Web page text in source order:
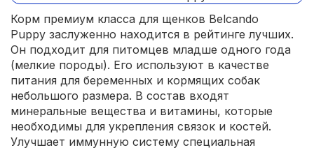
Корм премиум класса для щенков Belcando
Puppy заслуженно находится в рейтинге лучших.
Он подходит для питомцев младше одного года
(мелкие породы). Его используют в качестве
питания для беременных и кормящих собак
небольшого размера. В состав входят
минеральные вещества и витамины, которые
необходимы для укрепления связок и костей.
Улучшает иммунную систему специальная